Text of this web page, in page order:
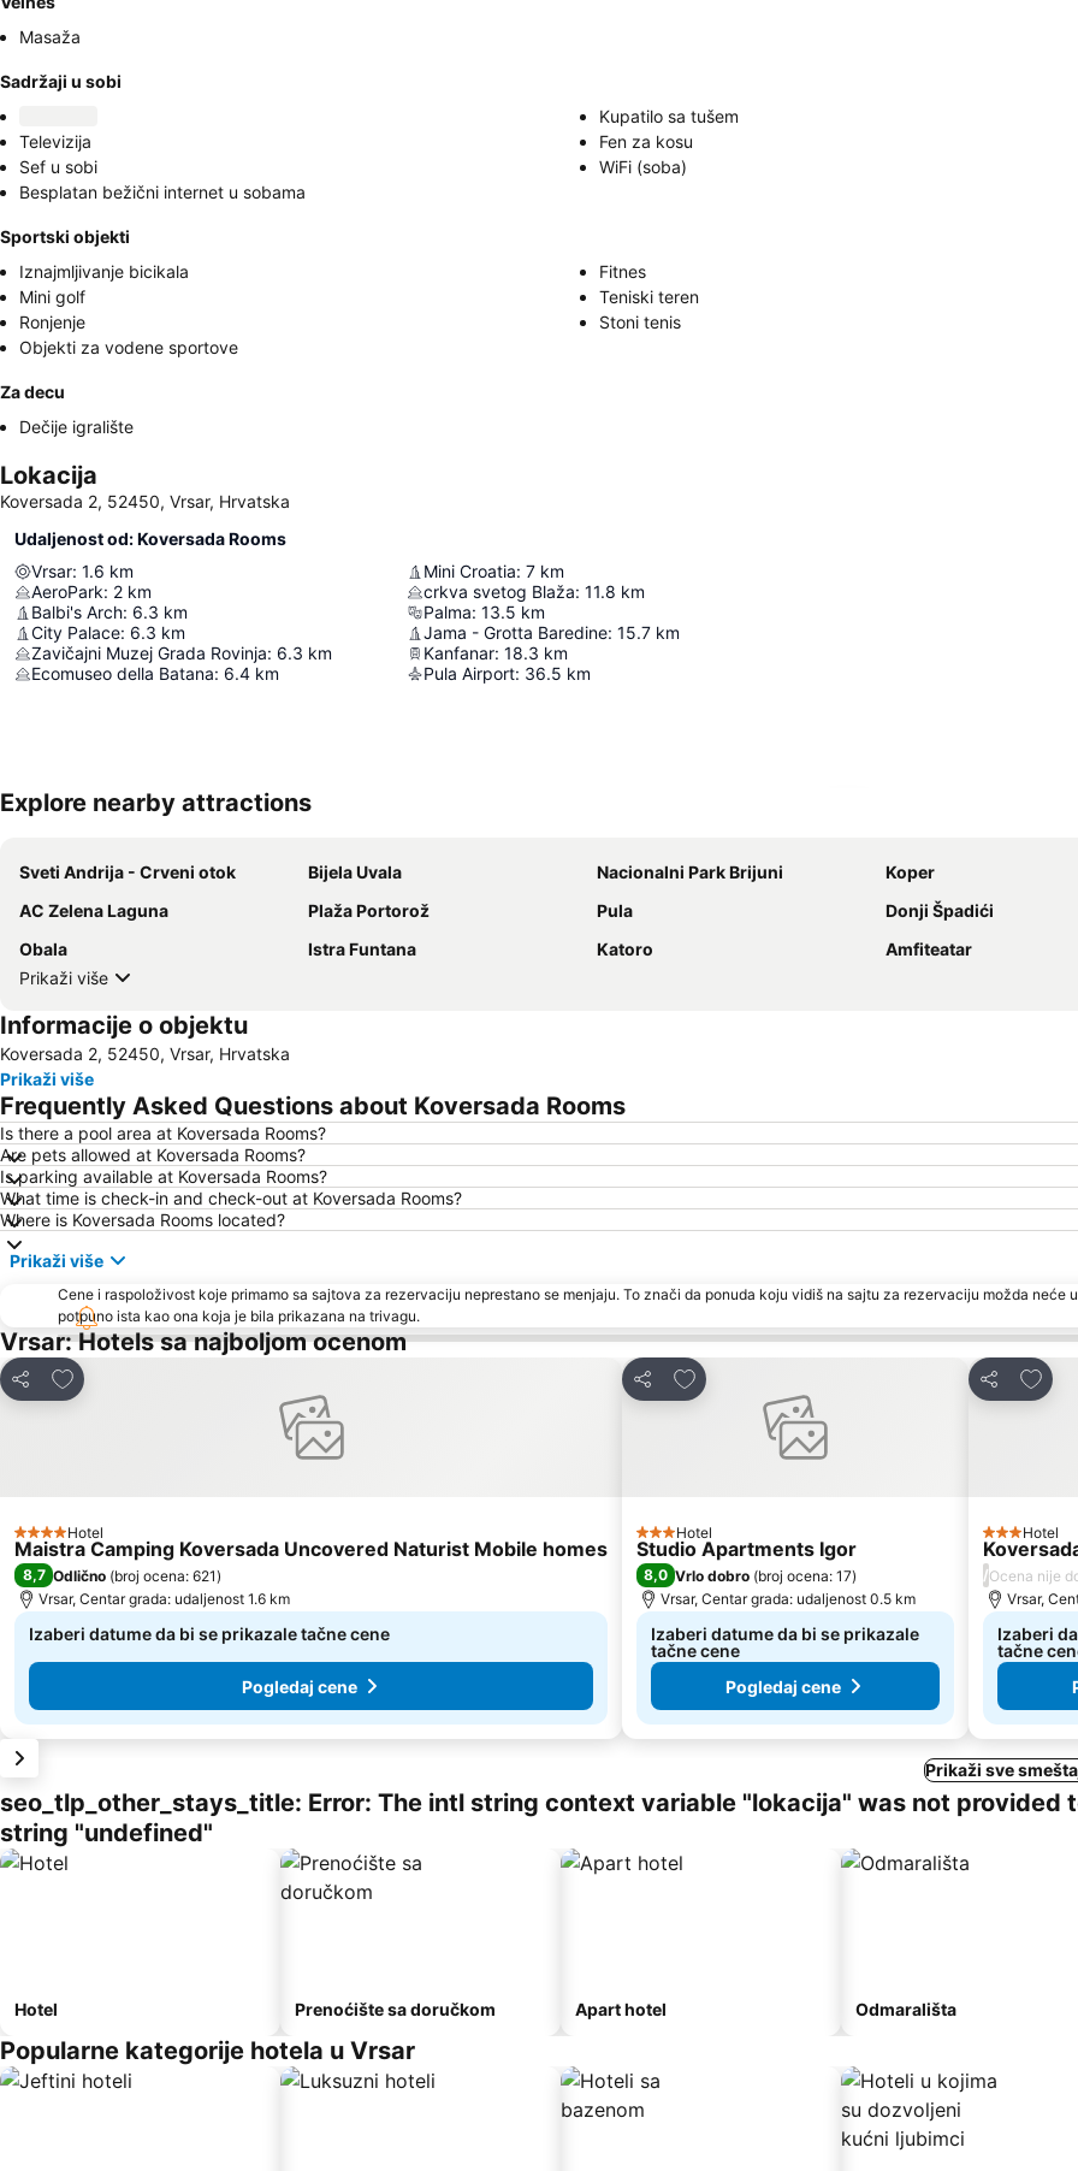
Masaža
Sadržaji u sobi
Kupatilo sa tušem
Televizija
Fen za kosu
Sef u sobi
WiFi (soba)
Besplatan bežični internet u sobama
Sportski objekti
Iznajmljivanje bicikala
Fitnes
Mini golf
Teniski teren
Ronjenje
Stoni tenis
Objekti za vodene sportove
Za decu
Dečije igralište
Lokacija
Koversada 2, 52450, Vrsar, Hrvatska
Udaljenost od: Koversada Rooms
Vrsar: 1.6 km
AeroPark: 2 km
Balbi's Arch: 6.3 km
City Palace: 6.3 km
Zavičajni Muzej Grada Rovinja: 6.3 km
Ecomuseo della Batana: 6.4 km
Mini Croatia: 7 km
crkva svetog Blaža: 11.8 km
Palma: 13.5 km
Jama - Grotta Baredine: 15.7 km
Kanfanar: 18.3 km
Pula Airport: 36.5 km
Explore nearby attractions
Sveti Andrija - Crveni otok Bijela Uvala Nacionalni Park Brijuni
Koper
AC Zelena Laguna
Plaža Portorož Pula
Donji Špadići
Obala
Istra Funtana Katoro
Amfiteatar
Prikaži više
Informacije o objektu
Koversada 2, 52450, Vrsar, Hrvatska
Prikaži više
Frequently Asked Questions about Koversada Rooms
Is there a pool area at Koversada Rooms?
Are pets allowed at Koversada Rooms?
Is parking available at Koversada Rooms?
What time is check-in and check-out at Koversada Rooms?
Where is Koversada Rooms located?
Prikaži više
Cene i raspoloživost koje primamo sa sajtova za rezervaciju neprestano se menjaju. To znači da ponuda koju vidiš na sajtu za rezervaciju možda neće
potpuno ista kao ona koja je bila prikazana na trivagu.
Vrsar: Hotels sa najboljom ocenom
Deli
Dodati u favorite
4 Zvezdice
Hotel
Maistra Camping Koversada Uncovered Naturist Mobile homes
8,7 Odlično (broj ocena: 621)
Vrsar, Centar grada: udaljenost 1.6 km
Izaberi datume da bi se prikazale tačne cene
Pogledaj cene
Deli
Dodati u favorite
3 Zvezdice
Hotel
Studio Apartments Igor
8,0 Vrlo dobro (broj ocena: 17)
Vrsar, Centar grada: udaljenost 0.5 km
Izaberi datume da bi se prikazale
tačne cene
Pogledaj cene
Deli
3 Zvezdice
Hotel
/Ocena nije
Vrsar,
Izaberi
tačne
Prikaži sve
seo_tlp_other_stays_title: Error: The intl string context variable "lokacija" was not provided
string "undefined"
Hotel Prenoćište sa doručkom Apart hotel Odmarališta
Popularne kategorije hotela u Vrsar